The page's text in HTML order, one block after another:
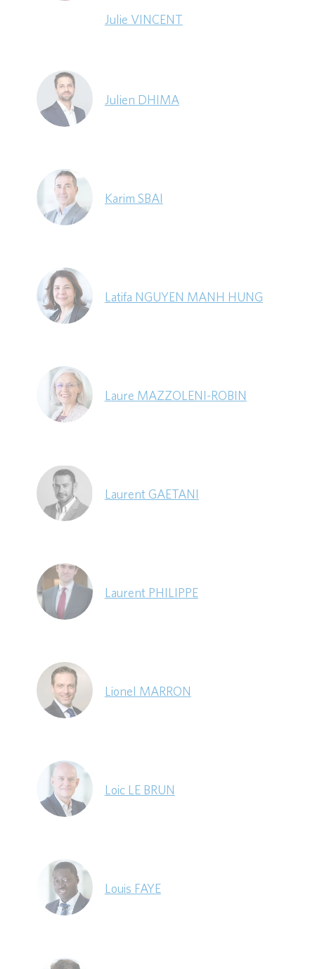
Julie VINCENT
Julien DHIMA
Karim SBAI
Latifa NGUYEN MANH HUNG
Laure MAZZOLENI-ROBIN
Laurent GAETANI
Laurent PHILIPPE
Lionel MARRON
Loic LE BRUN
Louis FAYE